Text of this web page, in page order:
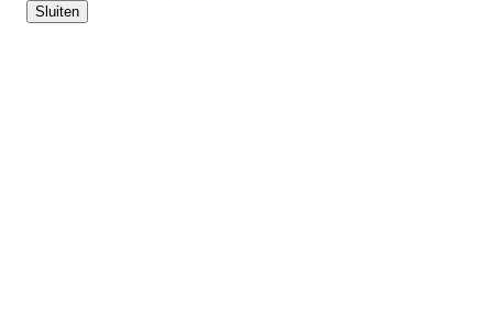
Sluiten